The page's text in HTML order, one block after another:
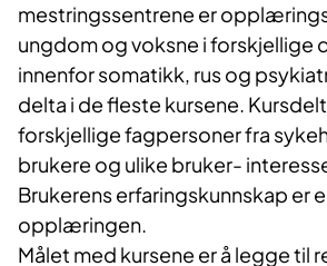
mestringssentrene er
ungdom og voksne i forskjellige
innenfor somatikk, rus og
delta i de fleste kursene.
forskjellige fagpersoner fra
brukere og ulike bruker-
Brukerens erfaringskunnskap er
opplæringen.
Målet med kursene er å legge til